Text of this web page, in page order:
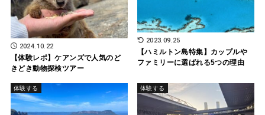
2024.10.22
【体験レポ】ケアンズで人気のど
きどき動物探検ツアー
2023.09.25
【ハミルトン島特集】カップルや
ファミリーに選ばれる5つの理由
体験する 体験する